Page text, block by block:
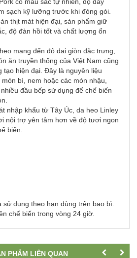
sạch kỹ lưỡng trước khi đóng gói.
thịt mát hiện đại, sản phẩm giữ
độ đàn hồi tốt và chất lượng ổn
mang đến độ dai giòn đặc trưng,
ăn truyền thống của Việt Nam cũng
tạo hiện đại. Đây là nguyên liệu
bì, nem hoặc các món nhậu,
đầu bếp sử dụng để chế biến
nhập khẩu từ Tây Úc, da heo Linley
nội trợ yên tâm hơn về độ tươi ngon
biến.
sử dụng theo hạn dùng trên bao bì.
chế biến trong vòng 24 giờ.
PHẨM LIÊN QUAN